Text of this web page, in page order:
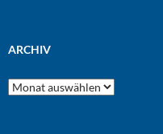
ARCHIV
Archiv